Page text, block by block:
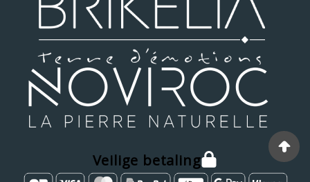
Veilige betaling